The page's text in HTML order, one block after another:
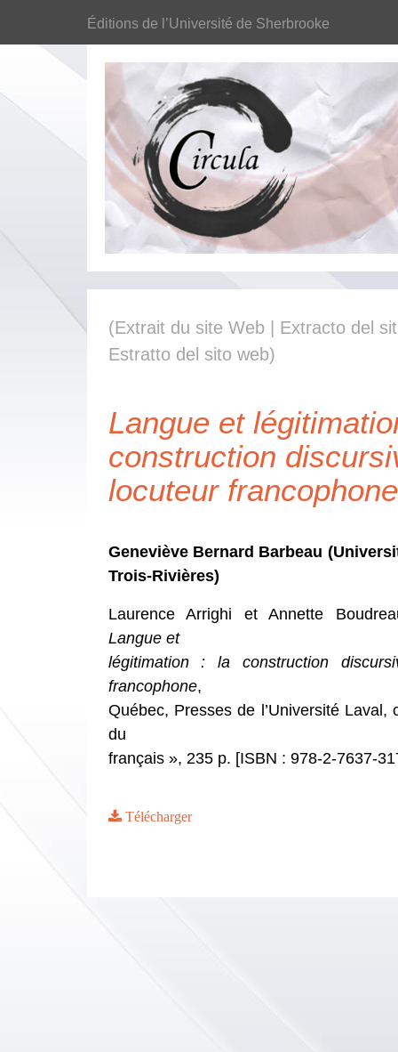
Éditions de l’Université de Sherbrooke
(Extrait du site Web | Extracto del
Estratto del sito web)
Langue et
construction
locuteur francophone
Geneviève Bernard Barbeau
Trois-Rivières)
Laurence Arrighi et Annette
Langue et
légitimation : la construction
francophone,
Québec, Presses de l’Université Laval,
du
français », 235 p. [ISBN : 978-2-7637-
Télécharger